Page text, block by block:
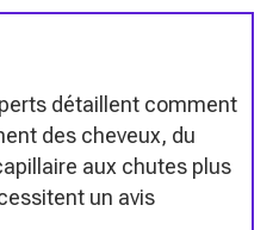
détaillent comment
des cheveux, du
aux chutes plus
un avis